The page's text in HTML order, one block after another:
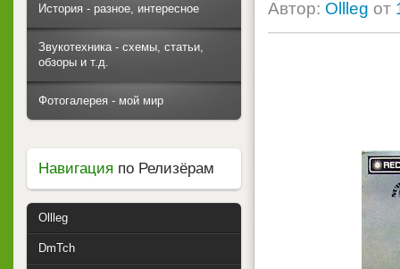
Автор: Ollleg от
История - разное, интересное
Звукотехника - схемы, статьи,
обзоры и т.д.
Фотогалерея - мой мир
Навигация по Релизёрам
Ollleg
DmTch